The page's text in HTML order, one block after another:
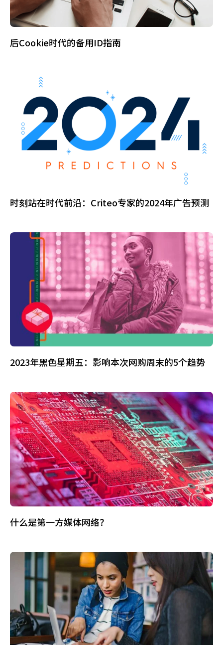
后Cookie时代的备用ID指南
时刻站在时代前沿：Criteo专家的2024年广告预测
2023年黑色星期五：影响本次网购周末的5个趋势
什么是第一方媒体网络？